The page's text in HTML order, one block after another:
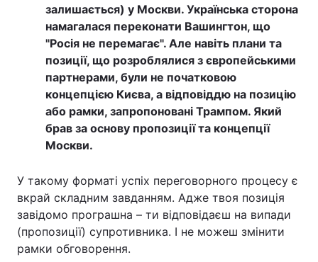
Головна Війна
Україна Політика
Спорт Наука
Техно і зв'язок Лайт
Зброя
залишається) у Москви. Українська сторона
намагалася переконати Вашингтон, що
"Росія не перемагає". Але навіть плани та
позиції, що розроблялися з європейськими
партнерами, були не початковою
концепцією Києва, а відповіддю на позицію
або рамки, запропоновані Трампом. Який
брав за основу пропозиції та концепції
Москви.
У такому форматі успіх переговорного процесу є
вкрай складним завданням. Адже твоя позиція
завідомо програшна – ти відповідаєш на випади
(пропозиції) супротивника. І не можеш змінити
рамки обговорення.